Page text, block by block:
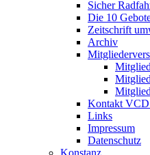
Sicher
Die 10
Zeitschrift
Archiv
Kontakt VCD
Links
Impressum
Datenschutz
Konstanz